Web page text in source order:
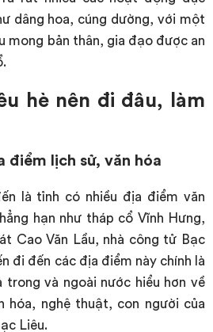
dâng hoa, cúng dường, với một
mong bản thân, gia đạo được an
hè nên đi đâu, làm
điểm lịch sử, văn hóa
là tỉnh có nhiều địa điểm văn
hạn như tháp cổ Vĩnh Hưng,
Cao Văn Lầu, nhà công tử Bạc
đi đến các địa điểm này chính là
trong và ngoài nước hiểu hơn về
hóa, nghệ thuật, con người của
Liêu.